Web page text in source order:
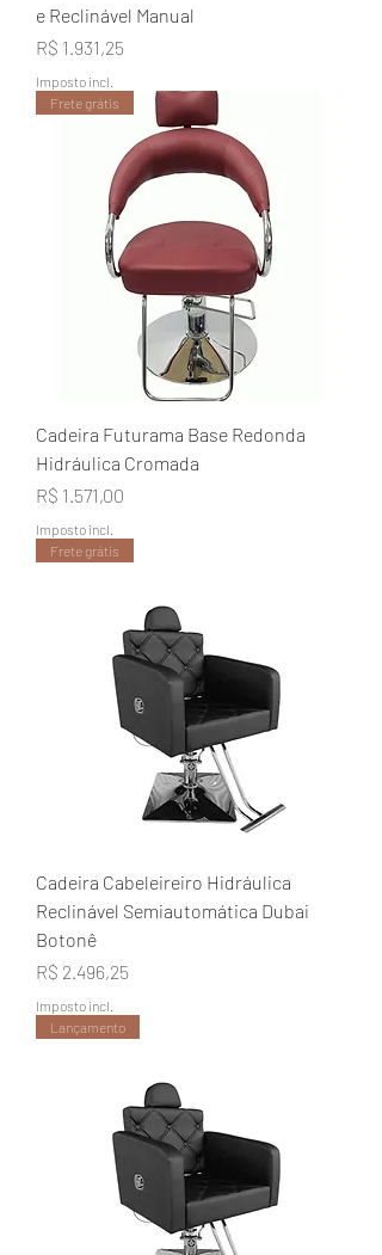
e Reclinável Manual
Preço
R$ 1.931,25
Imposto incl.
Frete grátis
Cadeira Futurama Base Redonda
Hidráulica Cromada
Preço
R$ 1.571,00
Imposto incl.
Frete grátis
Cadeira Cabeleireiro Hidráulica
Reclinável Semiautomática Dubai
Botonê
Preço
R$ 2.496,25
Imposto incl.
Lançamento